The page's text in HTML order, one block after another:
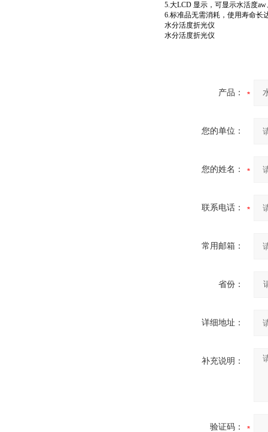
5.大LCD 显示，可显示水活度
6.标准品无需消耗，使用寿命长
水分活度折光仪
水分活度折光仪
产品：
您的单位：
您的姓名：
联系电话：
常用邮箱：
省份：
详细地址：
补充说明：
验证码：